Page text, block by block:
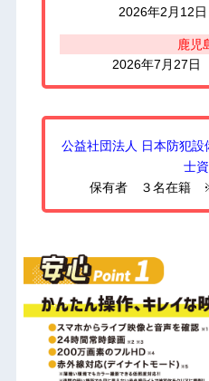
2026年2月12
鹿児
2026年7月27
公益社団法人 日本防犯
士
保有者 ３名在籍